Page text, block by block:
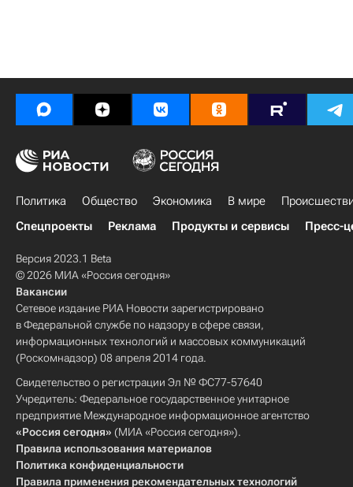
Политика Общество Экономика В мире
Спецпроекты
Реклама Продукты и сервисы Пресс-
Версия 2023.1 Beta
© 2026 МИА «Россия сегодня»
Вакансии
Сетевое издание РИА Новости зарегистрировано
в Федеральной службе по надзору в сфере связи,
информационных технологий и массовых коммуникаций
(Роскомнадзор) 08 апреля 2014 года.
Свидетельство о регистрации Эл № ФС77-57640
Учредитель: Федеральное государственное унитарное
предприятие Международное информационное агентство
«Россия сегодня» (МИА «Россия сегодня»).
Правила использования материалов
Политика конфиденциальности
Правила применения рекомендательных технологий